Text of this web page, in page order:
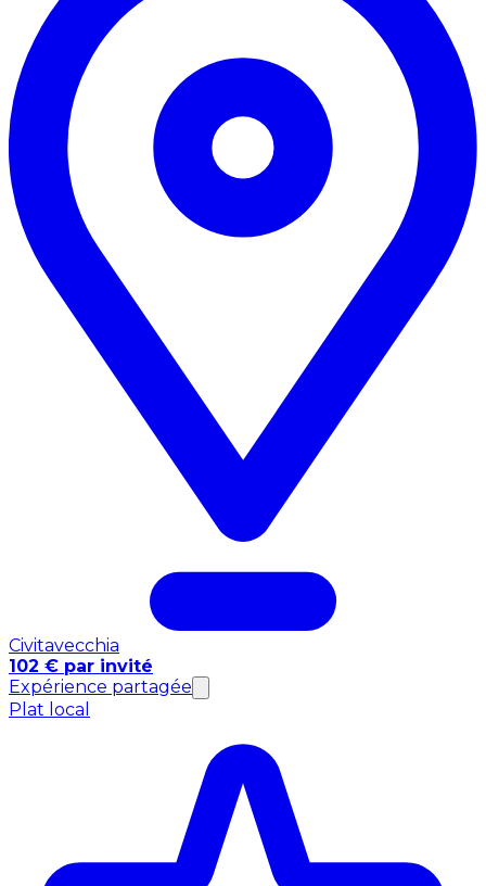
Civitavecchia
102 € par invité
Expérience partagée
Plat local